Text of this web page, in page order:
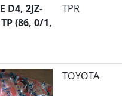
D4, 2JZ-
TP (86, 0/1,
TPR
TOYOTA